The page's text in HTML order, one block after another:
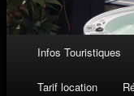
Skip to content
Infos Touristiques
Tarif location